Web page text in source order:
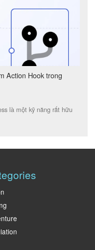
Action Hook trong
là một kỹ năng rất hữu